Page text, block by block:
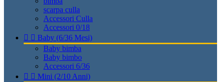
scarpa culla
Accessori Culla
Accessori 0/18
  Baby (6/36 Mesi)
Baby bimba
Baby bimbo
Accessori 6/36
  Mini (2/10 Anni)